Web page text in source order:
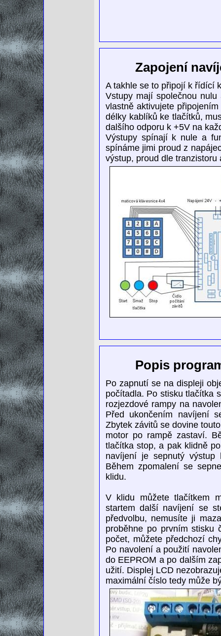
Zapojení
A takhle se to připojí k řídící
Vstupy mají společnou
vlastně aktivujete
délky kablíků ke tlačítků,
dalšího odporu k +5V na
Výstupy spínají k nule a
spínáme jimi proud z
výstup, proud dle tranzistoru
Popis
Po zapnutí se na displeji
počítadla. Po stisku tlačítka
rozjezdové rampy na
Před ukončením navíjení
Zbytek závitů se dovine
motor po rampě zastaví.
tlačítka stop, a pak klidně
navíjení je sepnutý
Během zpomalení se
klidu.
V klidu můžete tlačítkem
startem další navíjení se
předvolbu, nemusíte ji
proběhne po prvním stisku
počet, můžete předchozí
Po navolení a použití
do EEPROM a po dalším
užití. Displej LCD
maximální číslo tedy může